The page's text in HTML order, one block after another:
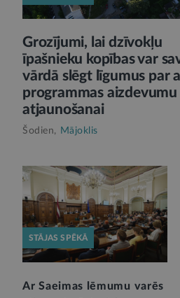
Grozījumi, lai dzīvokļu
īpašnieku kopības var
vārdā slēgt līgumus par
programmas aizdevumu
atjaunošanai
Šodien, Mājoklis
STĀJAS SPĒKĀ
Ar Saeimas lēmumu varēs